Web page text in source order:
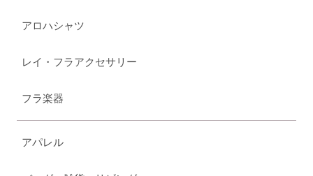
アロハシャツ
レイ・フラアクセサリー
フラ楽器
アパレル